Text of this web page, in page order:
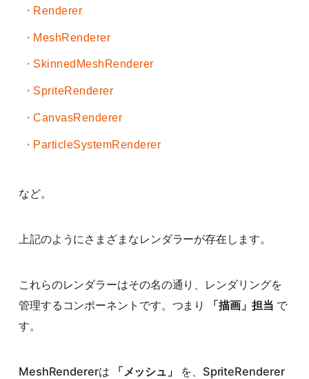
Renderer
MeshRenderer
SkinnedMeshRenderer
SpriteRenderer
CanvasRenderer
ParticleSystemRenderer
など。
上記のようにさまざまなレンダラーが存在します。
これらのレンダラーはその名の通り、レンダリングを
管理するコンポーネントです。つまり
「描画」担当 で
す。
MeshRendererは 「メッシュ」
を、SpriteRenderer